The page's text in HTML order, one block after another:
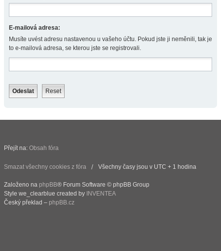
E-mailová adresa:
Musíte uvést adresu nastavenou u vašeho účtu. Pokud jste ji neměnili, tak je
to e-mailová adresa, se kterou jste se registrovali.
Přejít na: Obsah fóra
Smazat všechny cookies z fóra Všechny časy jsou v UTC + 1 hodina
Založeno na phpBB® Forum Software © phpBB Group
Style we_clearblue created by INVENTEA
Český překlad – phpBB.cz